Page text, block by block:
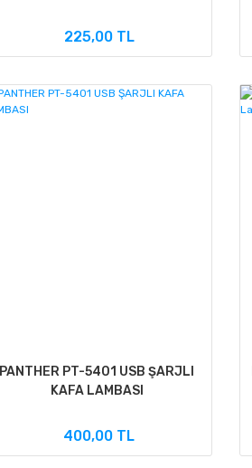
225,00 TL
PANTHER PT-5401 USB ŞARJLI
KAFA LAMBASI
400,00 TL